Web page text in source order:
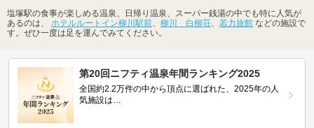
塩塚駅の食事が楽しめる温泉、日帰り温泉、スーパー銭湯の中でも特に人気が
あるのは、 ホテルルートイン柳川駅前 柳川 白柳荘 若力旅館 などの施設で
す。ぜひ一度は足を運んでみてください。
第20回ニフティ温泉年間ランキング2025
全国約2.2万件の中から頂点に選ばれた、2025年の人
気施設は…